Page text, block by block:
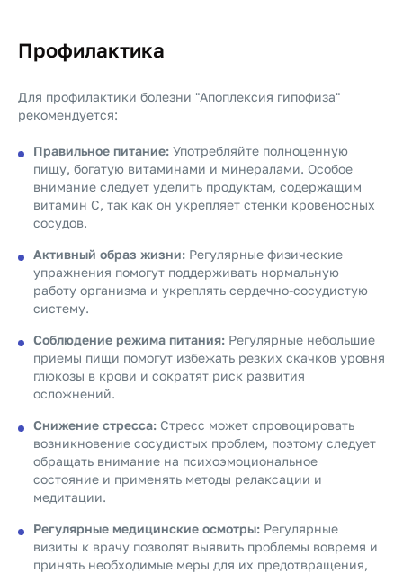
Профилактика
Для профилактики болезни "Апоплексия гипофиза"
рекомендуется:
Правильное питание: Употребляйте полноценную
пищу, богатую витаминами и минералами. Особое
внимание следует уделить продуктам, содержащим
витамин С, так как он укрепляет стенки кровеносных
сосудов.
Активный образ жизни: Регулярные физические
упражнения помогут поддерживать нормальную
работу организма и укреплять сердечно-сосудистую
систему.
Соблюдение режима питания: Регулярные небольшие
приемы пищи помогут избежать резких скачков уровня
глюкозы в крови и сократят риск развития
осложнений.
Снижение стресса: Стресс может спровоцировать
возникновение сосудистых проблем, поэтому следует
обращать внимание на психоэмоциональное
состояние и применять методы релаксации и
медитации.
Регулярные медицинские осмотры: Регулярные
визиты к врачу позволят выявить проблемы вовремя и
принять необходимые меры для их предотвращения,